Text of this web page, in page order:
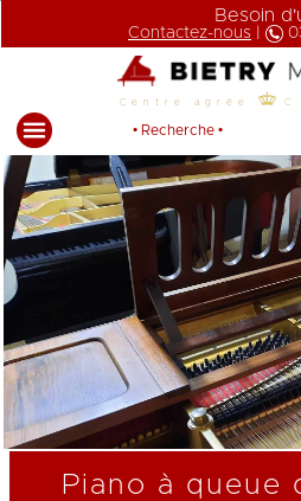
Besoin
Contactez-nous
Centre agrée
• Recherche •
Piano à queue